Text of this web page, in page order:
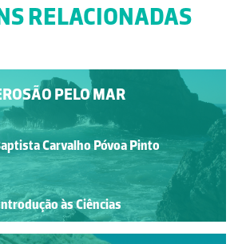
RELACIONADAS
PELO MAR
Carvalho Póvoa Pinto
às Ciências